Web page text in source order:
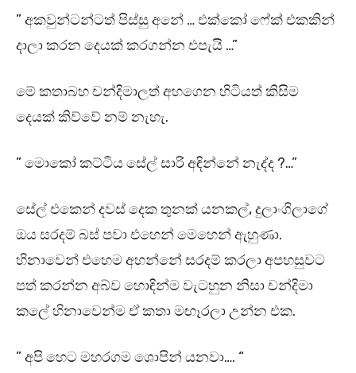
” අකවුන්ටන්ටත් පිස්සු අනේ … එක්කෝ ෆේක් එකකින්
දාලා කරන දෙයක් කරගන්න එපැයි …”
මේ කතාබහ චන්දිමාලත් අහගෙන හිටියත් කිසිම
දෙයක් කිව්වේ නම් නැහැ.
” මොකෝ කට්ටිය සේල් සාරි අඳින්නේ නැද්ද ?…”
සේල් එකෙන් දවස් දෙක තුනක් යනකල්, දුලාංගිලාගේ
ඔය සරදම් බස් පවා එහෙන් මෙහෙන් ඇහුණා.
හිනාවෙන් එහෙම අහන්නේ සරදම් කරලා අපහසුවට
පත් කරන්න අබ්ව හොඳින්ම වැටහුන නිසා චන්දිමා
කලේ හිනාවෙන්ම ඒ කතා මඟෑරලා උන්න එක.
” අපි හෙට මහරගම ශොපින් යනවා…. “